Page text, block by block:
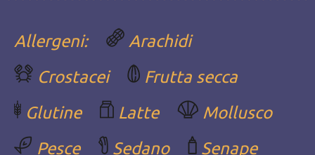
Allergeni:
Arachidi
Crostacei
Frutta secca
Glutine
Latte
Mollusco
Pesce
Sedano Senape